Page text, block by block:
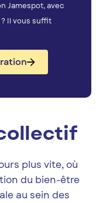
Jamespot, avec
Il vous suffit
plus vite, où
du bien-être
au sein des